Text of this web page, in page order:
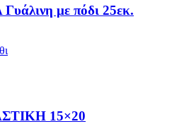
με πόδι 25εκ.
15×20